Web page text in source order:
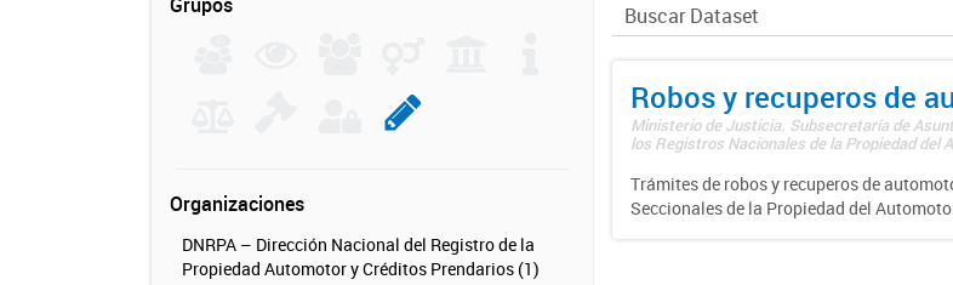
Organizaciones
DNRPA – Dirección Nacional del Registro de la
Propiedad Automotor y Créditos Prendarios (1)
Robos y recuperos de
Ministerio de Justicia. Subsecretaría de
los Registros Nacionales de la Propiedad del
Trámites de robos y recuperos de
Seccionales de la Propiedad del